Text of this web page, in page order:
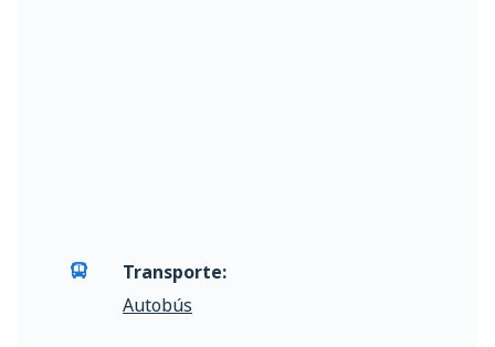
Transporte:
Autobús